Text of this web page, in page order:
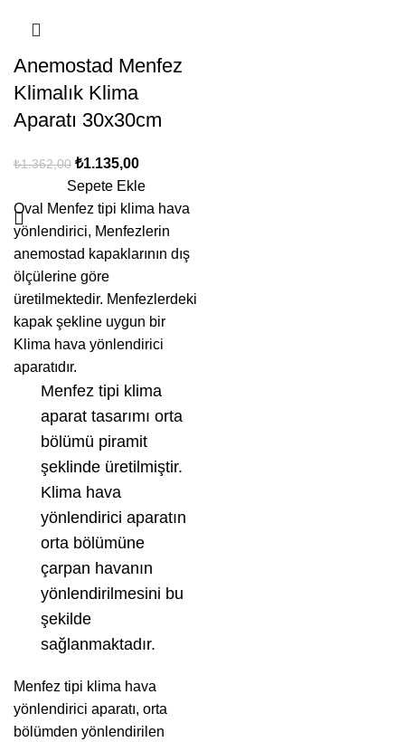
Anemostad Menfez
Klimalık Klima
Aparatı 30x30cm
₺1.362,00 ₺1.135,00
Sepete Ekle
Oval Menfez tipi klima hava
yönlendirici, Menfezlerin
anemostad kapaklarının dış
ölçülerine göre
üretilmektedir. Menfezlerdeki
kapak şekline uygun bir
Klima hava yönlendirici
aparatıdır.
Menfez tipi klima
aparat tasarımı orta
bölümü piramit
şeklinde üretilmiştir.
Klima hava
yönlendirici aparatın
orta bölümüne
çarpan havanın
yönlendirilmesini bu
şekilde
sağlanmaktadır.
Menfez tipi klima hava
yönlendirici aparatı, orta
bölümden yönlendirilen